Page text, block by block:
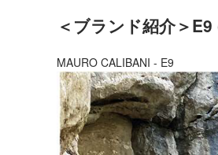
＜ブランド紹介＞
MAURO CALIBANI - E9